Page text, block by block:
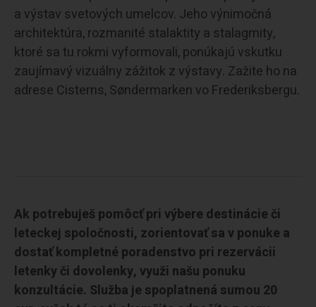
a výstav svetových umelcov. Jeho výnimočná
architektúra, rozmanité stalaktity a stalagmity,
ktoré sa tu rokmi vyformovali, ponúkajú vskutku
zaujímavý vizuálny zážitok z výstavy. Zažite ho na
adrese Cisterns, Søndermarken vo Frederiksbergu.
Ak potrebuješ pomôcť pri výbere destinácie či
leteckej spoločnosti, zorientovať sa v ponuke a
dostať kompletné poradenstvo pri rezervácii
letenky či dovolenky, využi našu ponuku
konzultácie. Služba je spoplatnená sumou 20